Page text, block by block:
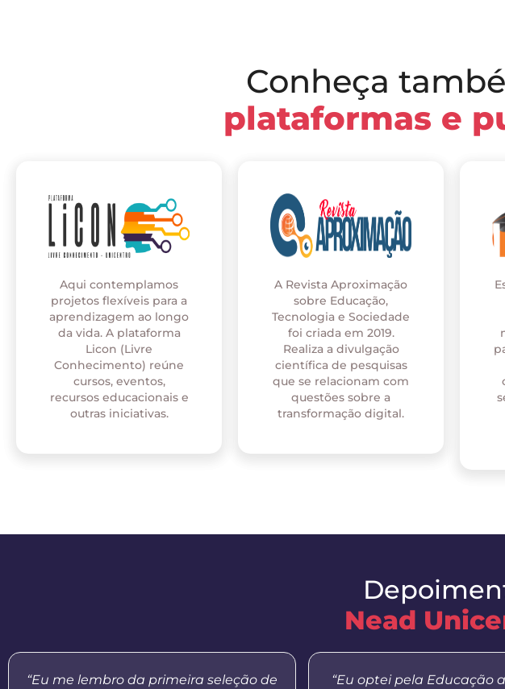
Conheça
plataformas e
Aqui contemplamos
projetos flexíveis para a
aprendizagem ao longo
da vida. A plataforma
Licon (Livre
Conhecimento) reúne
cursos, eventos,
recursos educacionais e
outras iniciativas.
A Revista Aproximação
sobre Educação,
Tecnologia e Sociedade
foi criada em 2019.
Realiza a divulgação
científica de pesquisas
que se relacionam com
questões sobre a
transformação digital.
Nead
“Eu me lembro da primeira seleção de
“Eu optei pela Educação